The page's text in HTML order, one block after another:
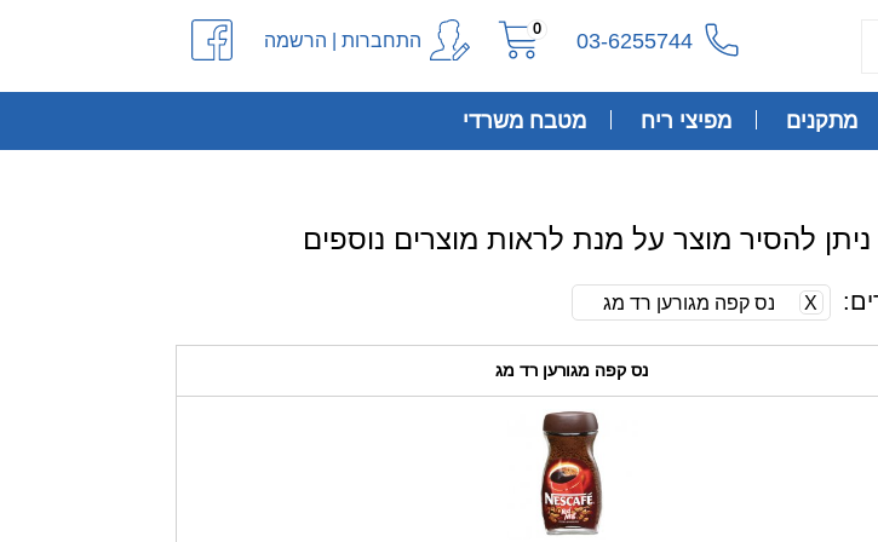
03-6255744
0
התחברות | הרשמה
מתקנים מפיצי ריח מטבח משרדי
X נס קפה מגורען רד מג
נס קפה מגורען רד מג